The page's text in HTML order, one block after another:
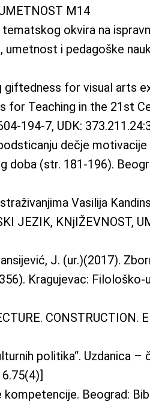
M14
okvira na
i pedagoške
for visual arts
for Teaching in the 21st
194-7, UDK:
dečje motivacije
doba (str. 181-196).
Vasilija
JEZIK, KNjIŽEVNOST,
J. (ur.)(2017).
Kragujevac:
CONSTRUCTION.
politika“. Uzdanica –
Beograd: